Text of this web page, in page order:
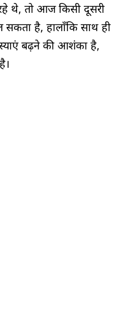
थे, तो आज किसी दूसरी
है, हालाँकि साथ ही
बढ़ने की आशंका है,